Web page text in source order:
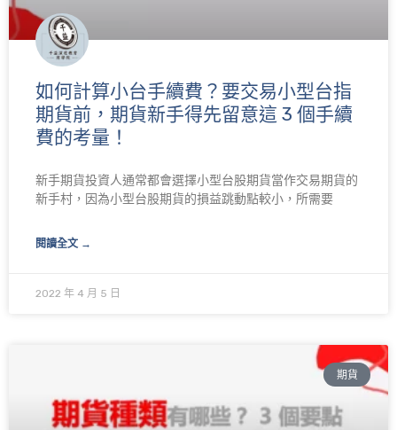
如何計算小台手續費？要交易小型台指
期貨前，期貨新手得先留意這 3 個手續
費的考量！
新手期貨投資人通常都會選擇小型台股期貨當作交易期貨的
新手村，因為小型台股期貨的損益跳動點較小，所需要
閱讀全文 →
2022 年 4 月 5 日
期貨